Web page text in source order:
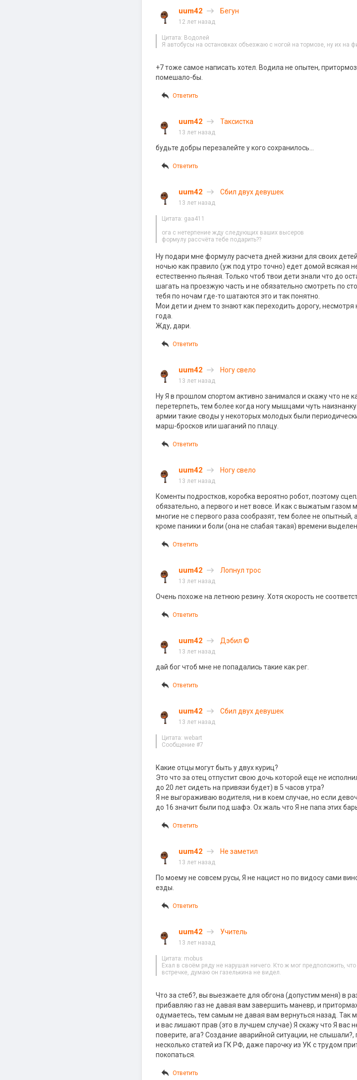
uum42 Бегун
12 лет назад
Цитата: Водолей
Я автобусы на остановках объезжаю с ногой на тормозе, ну их на
+7 тоже самое написать хотел. Водила не опытен,
помешало-бы.
Ответить
uum42 Таксистка
13 лет назад
будьте добры перезалейте у кого сохранилось…
Ответить
uum42 Сбил двух девушек
13 лет назад
Цитата: gaa411
ога с нетерпение жду следующих ваших высеров
формулу рассчёта тебе подарить??
Ну подари мне формулу расчета дней жизни для своих
ночью как правило (уж под утро точно) едет домой всякая
естественно пьяная. Только чтоб твои дети знали что до
шагать на проезжую часть и не обязательно смотреть по
тебя по ночам где-то шатаются это и так понятно.
Мои дети и днем то знают как переходить дорогу,
года.
Жду, дари.
Ответить
uum42 Ногу свело
13 лет назад
Ну Я в прошлом спортом активно занимался и скажу что не
перетерпеть, тем более когда ногу мышцами чуть
армии такие своды у некоторых молодых были
марш-бросков или шаганий по плацу.
Ответить
uum42 Ногу свело
13 лет назад
Коменты подростков, коробка вероятно робот, поэтому
обязательно, а первого и нет вовсе. И как с выжатым газом
многие не с первого раза сообразят, тем более не
кроме паники и боли (она не слабая такая) времени
Ответить
uum42 Лопнул трос
13 лет назад
Очень похоже на летнюю резину. Хотя скорость не
Ответить
uum42 Дэбил ©
13 лет назад
дай бог чтоб мне не попадались такие как рег.
Ответить
uum42 Сбил двух девушек
13 лет назад
Цитата: webart
Сообщение #7
Какие отцы могут быть у двух куриц?
Это что за отец отпустит свою дочь которой еще не
до 20 лет сидеть на привязи будет) в 5 часов утра?
Я не выгораживаю водителя, ни в коем случае, но если
до 16 значит были под шафэ. Ох жаль что Я не папа этих
Ответить
uum42 Не заметил
13 лет назад
По моему не совсем русы, Я не нацист но по видосу сами
езды.
Ответить
uum42 Учитель
13 лет назад
Цитата: mobus
Ехал в своём ряду не нарушая ничего. Кто ж мог предположить, что
встречке, думаю он газелькина не видел.
Что за стеб?, вы выезжаете для обгона (допустим меня) в
прибавляю газ не давая вам завершить маневр, и
одумаетесь, тем самым не давая вам вернуться назад.
и вас лишают прав (это в лучшем случае) Я скажу что Я вас
поверите, ага? Создание аварийной ситуации, не слышали?,
несколько статей из ГК РФ, даже парочку из УК с трудом
покопаться.
Ответить